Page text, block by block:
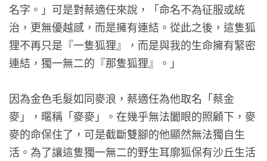
名字。」可是對蔡適任來說，「命名不為征服或統
治，更無優越感，而是擁有連結。從此之後，這隻狐
狸不再只是『一隻狐狸』，而是與我的生命擁有緊密
連結，獨一無二的『那隻狐狸』。」
因為金色毛髮如同麥浪，蔡適任為他取名「蔡金
麥」，暱稱「麥麥」。在幾乎無法闔眼的照顧下，麥
麥的命保住了，可是截斷雙腳的他顯然無法獨自生
活。為了讓這隻獨一無二的野生耳廓狐保有沙丘生活